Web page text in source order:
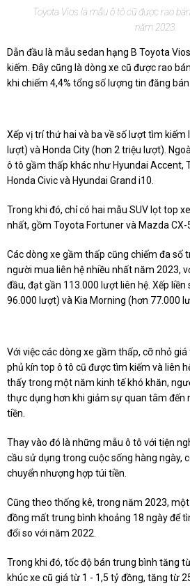
Toyota Vios là mẫu ô tô cũ được rao
năm 2023.
Dẫn đầu là mẫu sedan hạng B Toyota
kiếm. Đây cũng là dòng xe cũ được rao
khi chiếm 4,4% tổng số lượng tin đăng bán.
Xếp vị trí thứ hai và ba về số lượt tìm kiếm
lượt) và Honda City (hơn 2 triệu lượt).
ô tô gầm thấp khác như Hyundai Accent,
Honda Civic và Hyundai Grand i10.
Trong khi đó, chỉ có hai mẫu SUV lọt top
nhất, gồm Toyota Fortuner và Mazda CX-
Các dòng xe gầm thấp cũng chiếm đa số
người mua liên hệ nhiều nhất năm 2023,
đầu, đạt gần 113.000 lượt liên hệ. Xếp
96.000 lượt) và Kia Morning (hơn 77.000
Với việc các dòng xe gầm thấp, cỡ nhỏ
phủ kín top ô tô cũ được tìm kiếm và liên
thấy trong một năm kinh tế khó khăn,
thực dụng hơn khi giảm sự quan tâm đến
tiền.
Thay vào đó là những mẫu ô tô với tiện
cầu sử dụng trong cuộc sống hàng ngày,
chuyển nhượng hợp túi tiền.
Cũng theo thống kê, trong năm 2023,
đồng mất trung bình khoảng 18 ngày để
đổi so với năm 2022.
Trong khi đó, tốc độ bán trung bình tăng
khúc xe cũ giá từ 1 - 1,5 tỷ đồng, tăng từ